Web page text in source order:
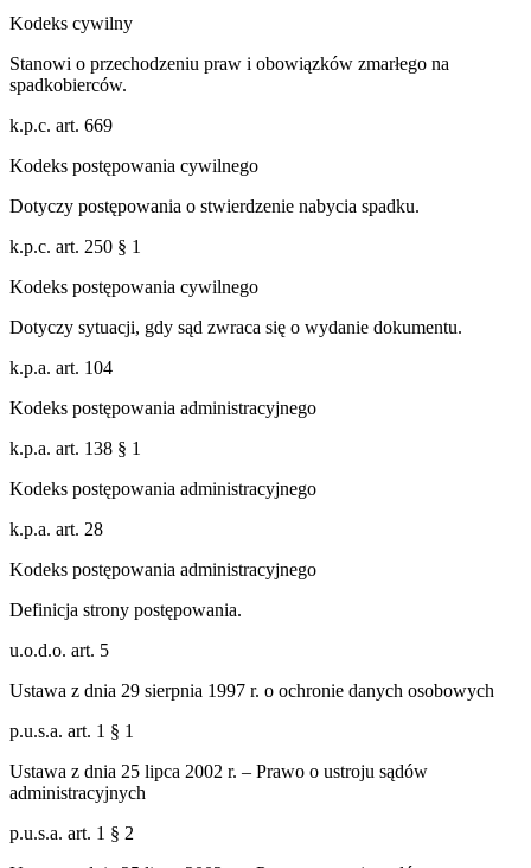
Kodeks cywilny
Stanowi o przechodzeniu praw i obowiązków zmarłego na
spadkobierców.
k.p.c. art. 669
Kodeks postępowania cywilnego
Dotyczy postępowania o stwierdzenie nabycia spadku.
k.p.c. art. 250 § 1
Kodeks postępowania cywilnego
Dotyczy sytuacji, gdy sąd zwraca się o wydanie dokumentu.
k.p.a. art. 104
Kodeks postępowania administracyjnego
k.p.a. art. 138 § 1
Kodeks postępowania administracyjnego
k.p.a. art. 28
Kodeks postępowania administracyjnego
Definicja strony postępowania.
u.o.d.o. art. 5
Ustawa z dnia 29 sierpnia 1997 r. o ochronie danych osobowych
p.u.s.a. art. 1 § 1
Ustawa z dnia 25 lipca 2002 r. – Prawo o ustroju sądów
administracyjnych
p.u.s.a. art. 1 § 2